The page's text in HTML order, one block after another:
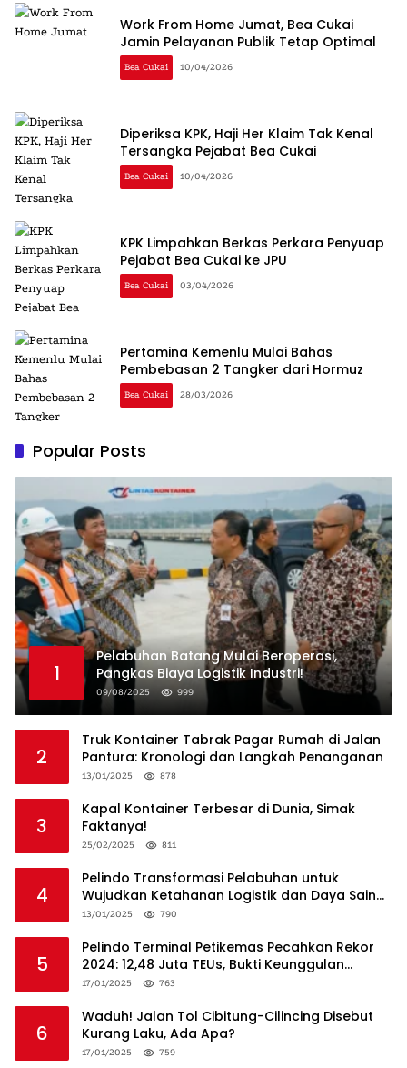
Work From Home Jumat, Bea Cukai
Jamin Pelayanan Publik Tetap Optimal
Bea Cukai 10/04/2026
Diperiksa KPK, Haji Her Klaim Tak Kenal
Tersangka Pejabat Bea Cukai
Bea Cukai 10/04/2026
KPK Limpahkan Berkas Perkara Penyuap
Pejabat Bea Cukai ke JPU
Bea Cukai 03/04/2026
Pertamina Kemenlu Mulai Bahas
Pembebasan 2 Tangker dari Hormuz
Bea Cukai 28/03/2026
Popular Posts
1
Pelabuhan Batang Mulai Beroperasi,
Pangkas Biaya Logistik Industri!
09/08/2025 999
2
Truk Kontainer Tabrak Pagar Rumah di Jalan
Pantura: Kronologi dan Langkah Penanganan
13/01/2025 878
3
Kapal Kontainer Terbesar di Dunia, Simak
Faktanya!
25/02/2025 811
4
Pelindo Transformasi Pelabuhan untuk
Wujudkan Ketahanan Logistik dan Daya Saing
Global
13/01/2025 790
5
Pelindo Terminal Petikemas Pecahkan Rekor
2024: 12,48 Juta TEUs, Bukti Keunggulan
Logistik Nasional
17/01/2025 763
6
Waduh! Jalan Tol Cibitung-Cilincing Disebut
Kurang Laku, Ada Apa?
17/01/2025 759